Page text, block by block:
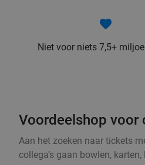
Niet voor niets 7,5+
Voordeelshop voor
Aan het zoeken naar tickets
collega’s gaan bowlen,